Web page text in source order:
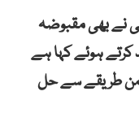
نے بھی مقبوضہ
کرتے ہوئے کہا ہے
طریقے سے حل